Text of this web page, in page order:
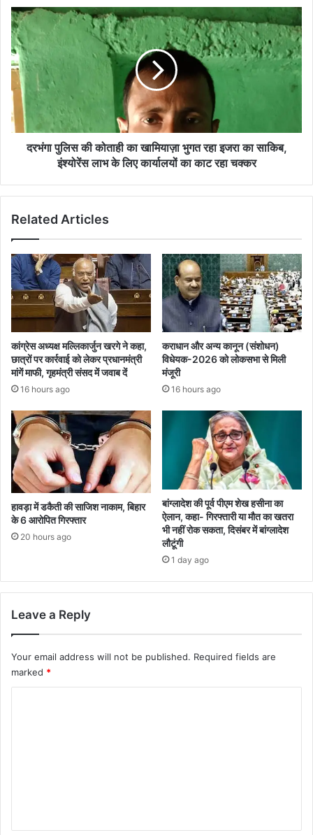
ट्रेन
दरभंगा
पुलिस
की
कोताही
का
खामियाज़ा
भुगत
रहा
इजरा
लिए
काट
रहा
चक्कर
दरभंगा पुलिस की कोताही का खामियाज़ा भुगत रहा इजरा का साकिब,
इंश्योरेंस लाभ के लिए कार्यालयों का काट रहा चक्कर
Related Articles
कांग्रेस अध्यक्ष मल्लिकार्जुन खरगे ने कहा,
छात्रों पर कार्रवाई को लेकर प्रधानमंत्री
मांगें माफी, गृहमंत्री संसद में जवाब दें
16 hours ago
कराधान और अन्य कानून (संशोधन)
विधेयक-2026 को लोकसभा से मिली
मंजूरी
16 hours ago
हावड़ा में डकैती की साजिश नाकाम, बिहार
के 6 आरोपित गिरफ्तार
20 hours ago
बांग्लादेश की पूर्व पीएम शेख हसीना का
ऐलान, कहा- गिरफ्तारी या मौत का खतरा
भी नहीं रोक सकता, दिसंबर में बांग्लादेश
लौटूंगी
1 day ago
Leave a Reply
Your email address will not be published. Required fields are
marked *